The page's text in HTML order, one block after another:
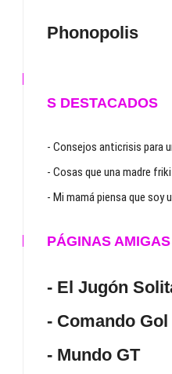
Phonopolis
S DESTACADOS
- Consejos anticrisis para
- Cosas que una madre
- Mi mamá piensa que soy
PÁGINAS AMIGAS
- El Jugón
- Comando Gol
- Mundo GT